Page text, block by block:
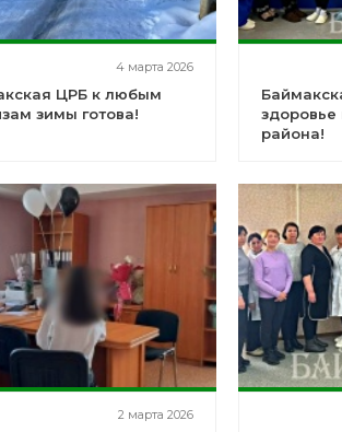
4 марта 2026
ЦРБ к любым
зимы готова!
здоровье
района!
2 марта 2026